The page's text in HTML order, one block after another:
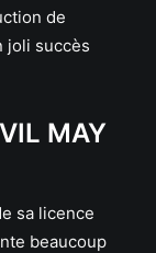
de
joli succès
MAY
sa licence
beaucoup